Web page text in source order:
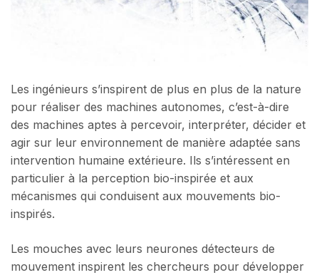
Les ingénieurs s’inspirent de plus en plus de la nature
pour réaliser des machines autonomes, c’est-à-dire
des machines aptes à percevoir, interpréter, décider et
agir sur leur environnement de manière adaptée sans
intervention humaine extérieure. Ils s’intéressent en
particulier à la perception bio-inspirée et aux
mécanismes qui conduisent aux mouvements bio-
inspirés.
Les mouches avec leurs neurones détecteurs de
mouvement inspirent les chercheurs pour développer